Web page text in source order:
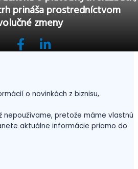
prináša prostredníctvom
zmeny
o novinkách z biznisu,
nepoužívame, pretože máme vlastnú
aktuálne informácie priamo do